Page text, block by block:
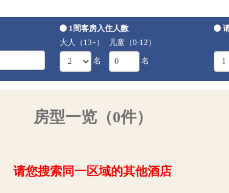
1間客房入住人數
大人（13+）
名
儿童（0-12）
名
房型一览（0件）
请您搜索同一区域的其他酒店